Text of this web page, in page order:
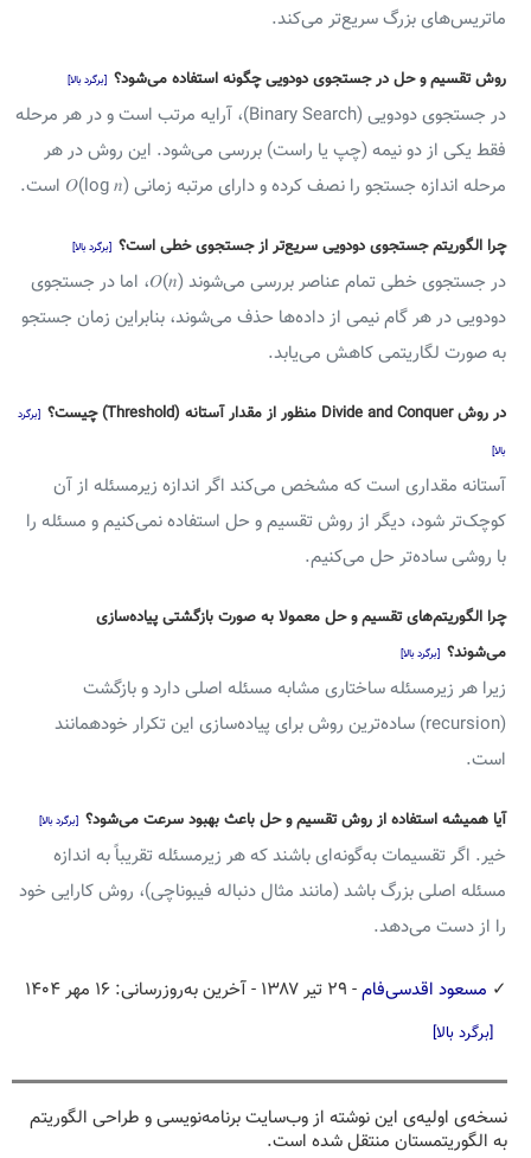
ماتریس‌های بزرگ سریع‌تر می‌کند.
روش تقسیم و حل در جستجوی دودویی چگونه استفاده می‌شود؟ [برگرد بالا]
در جستجوی دودویی (Binary Search)، آرایه مرتب است و در هر مرحله
فقط یکی از دو نیمه (چپ یا راست) بررسی می‌شود. این روش در هر
مرحله اندازه جستجو را نصف کرده و دارای مرتبه زمانی 𝑂(log 𝑛) است.
چرا الگوریتم جستجوی دودویی سریع‌تر از جستجوی خطی است؟ [برگرد بالا]
در جستجوی خطی تمام عناصر بررسی می‌شوند (𝑂(𝑛، اما در جستجوی
دودویی در هر گام نیمی از داده‌ها حذف می‌شوند، بنابراین زمان جستجو
به صورت لگاریتمی کاهش می‌یابد.
در روش Divide and Conquer منظور از مقدار آستانه (Threshold) چیست؟ [برگرد
آستانه مقداری است که مشخص می‌کند اگر اندازه زیرمسئله از آن
کوچک‌تر شود، دیگر از روش تقسیم و حل استفاده نمی‌کنیم و مسئله را
با روشی ساده‌تر حل می‌کنیم.
چرا الگوریتم‌های تقسیم و حل معمولا به صورت بازگشتی پیاده‌سازی
می‌شوند؟ [برگرد بالا]
زیرا هر زیرمسئله ساختاری مشابه مسئله اصلی دارد و بازگشت
(recursion) ساده‌ترین روش برای پیاده‌سازی این تکرار خودهمانند
است.
آیا همیشه استفاده از روش تقسیم و حل باعث بهبود سرعت می‌شود؟ [برگرد بالا]
خیر. اگر تقسیمات به‌گونه‌ای باشند که هر زیرمسئله تقریباً به اندازه
مسئله اصلی بزرگ باشد (مانند مثال دنباله فیبوناچی)، روش کارایی خود
را از دست می‌دهد.
مسعود اقدسی‌فام- ۲۹ تیر ۱۳۸۷ - آخرین به‌روزرسانی: ۱۶ مهر ۱۴۰۴
[برگرد بالا]
نسخه‌ی اولیه‌ی این نوشته از وب‌سایت برنامه‌نویسی و طراحی الگوریتم
به الگوریتمستان منتقل شده است.